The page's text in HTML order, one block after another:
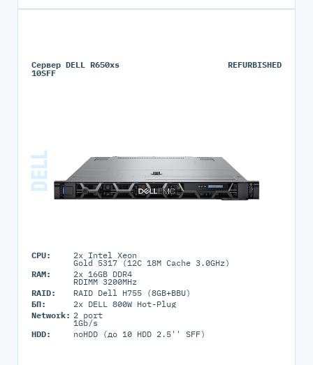
Сервер DELL R650xs
10SFF
REFURBISHED
CPU: 2x Intel Xeon
Gold 5317 (12C 18M Cache 3.0GHz)
RAM:
2x 16GB DDR4
RDIMM 3200MHz
RAID:
RAID Dell H755 (8GB+BBU)
БП:
2x DELL 800W Hot-Plug
Network: 2 port
1Gb/s
HDD:
noHDD (до 10 HDD 2.5'' SFF)